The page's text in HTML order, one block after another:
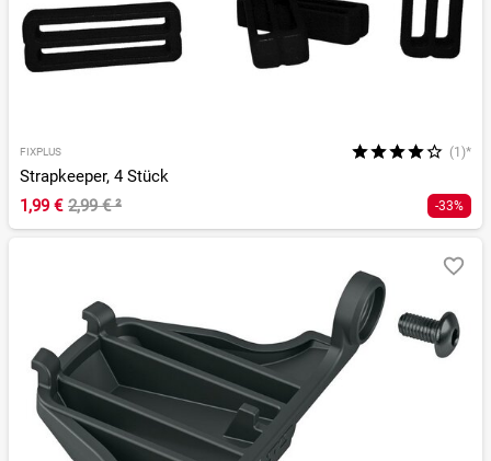
FIXPLUS (1)*
Strapkeeper, 4 Stück
1,99 € 2,99 €² -33%